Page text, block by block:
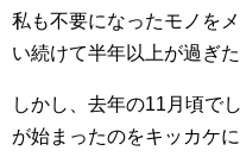
私も不要になったモノを
い続けて半年以上が過ぎ
しかし、去年の11月頃で
が始まったのをキッカケ